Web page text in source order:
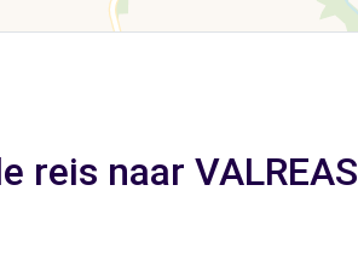
reis naar VALREAS